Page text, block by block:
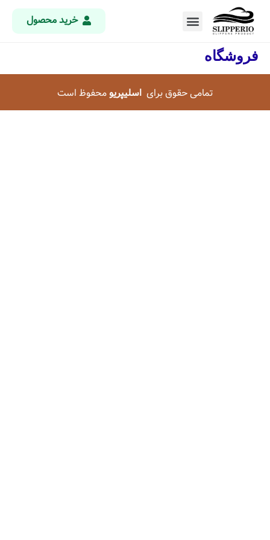
خرید محصول
فروشگاه
تمامی حقوق برایاسلیپریومحفوظ است